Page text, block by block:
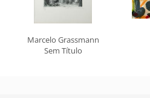
Marcelo Grassmann
Sem Título